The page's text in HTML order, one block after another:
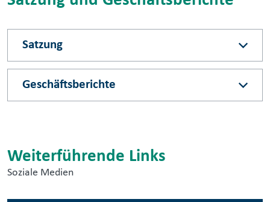
Satzung
Geschäftsberichte
Weiterführende Links
Soziale Medien